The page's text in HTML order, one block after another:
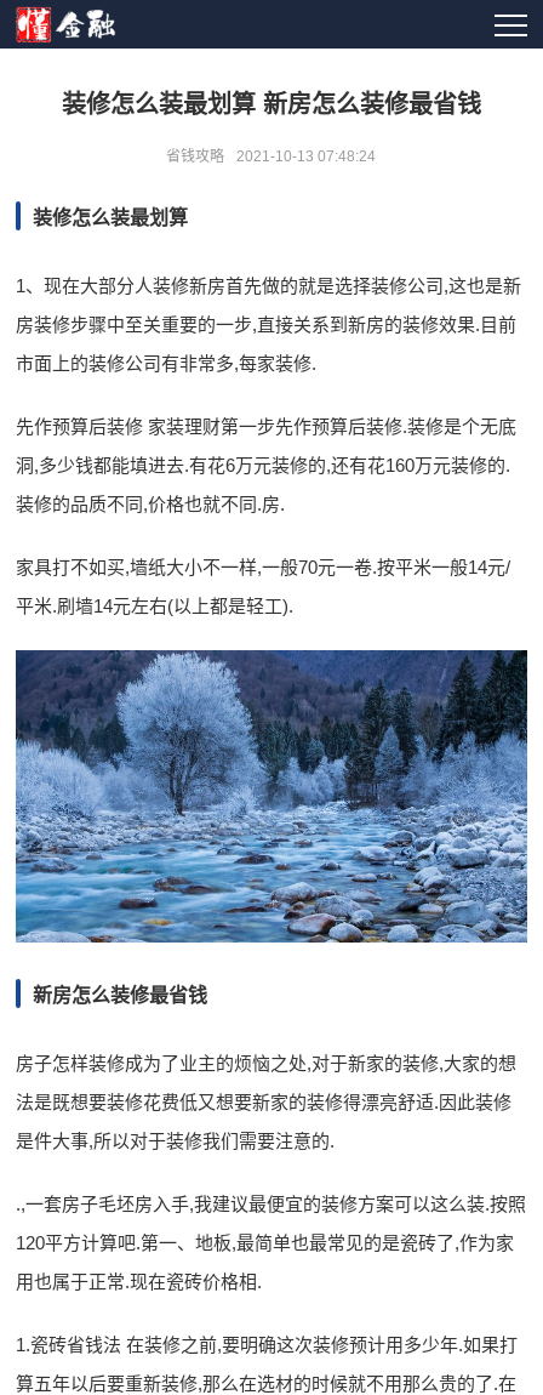
装修怎么装最划算 新房怎么装修最省钱
省钱攻略 2021-10-13 07:48:24
装修怎么装最划算
1、现在大部分人装修新房首先做的就是选择装修公司,这也是新
房装修步骤中至关重要的一步,直接关系到新房的装修效果.目前
市面上的装修公司有非常多,每家装修.
先作预算后装修 家装理财第一步先作预算后装修.装修是个无底
洞,多少钱都能填进去.有花6万元装修的,还有花160万元装修的.
装修的品质不同,价格也就不同.房.
家具打不如买,墙纸大小不一样,一般70元一卷.按平米一般14元/
平米.刷墙14元左右(以上都是轻工).
新房怎么装修最省钱
房子怎样装修成为了业主的烦恼之处,对于新家的装修,大家的想
法是既想要装修花费低又想要新家的装修得漂亮舒适.因此装修
是件大事,所以对于装修我们需要注意的.
.,一套房子毛坯房入手,我建议最便宜的装修方案可以这么装.按照
120平方计算吧.第一、地板,最简单也最常见的是瓷砖了,作为家
用也属于正常.现在瓷砖价格相.
1.瓷砖省钱法 在装修之前,要明确这次装修预计用多少年.如果打
算五年以后要重新装修,那么在选材的时候就不用那么贵的了.在